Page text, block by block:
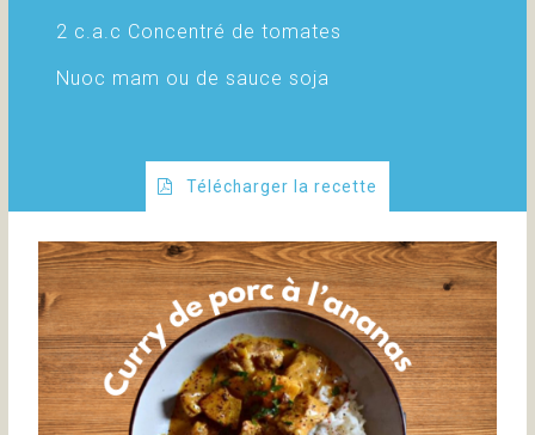
2 c.a.c Concentré de tomates
Nuoc mam ou de sauce soja
Télécharger la recette